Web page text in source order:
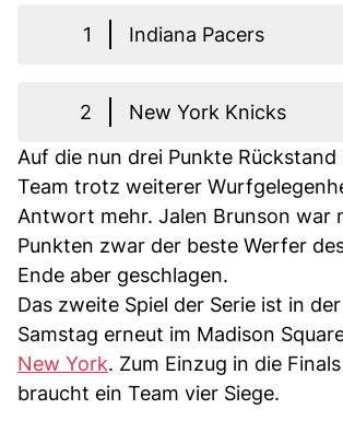
1 Indiana Pacers
2
New York Knicks
Auf die nun drei Punkte
Team trotz weiterer
Antwort mehr. Jalen Brunson war
Punkten zwar der beste Werfer
Ende aber geschlagen.
Das zweite Spiel der Serie ist in
Samstag erneut im Madison
New York. Zum Einzug in die
braucht ein Team vier Siege.